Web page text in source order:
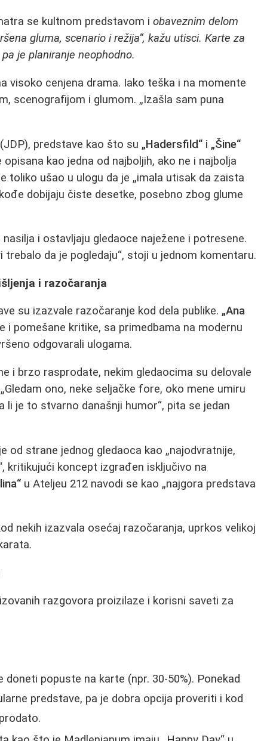
se kultnom predstavom iobaveznim delom
gluma, scenario i režija“, kažu utisci. Karte za
je planiranje neophodno.
visoko cenjena drama. Iako teška i na momente
scenografijom i glumom. „Izašla sam puna
predstave kao što su „Hadersfild“ i „Šine“
kao jedna od najboljih, ako ne i najbolja
toliko ušao u ulogu da je „imala utisak da zaista
dobijaju čiste desetke, posebno zbog glume
i ostavljaju gledaoce naježene i potresene.
da je pogledaju“, stoji u jednom komentaru.
i razočaranja
su izazvale razočaranje kod dela publike. „Ana
i pomešane kritike, sa primedbama na modernu
odgovarali ulogama.
i brzo rasprodate, nekim gledaocima su delovale
ono, neke seljačke fore, oko mene umiru
je to stvarno današnji humor“, pita se jedan
od strane jednog gledaoca kao „najodvratnije,
kritikujući koncept izgrađen isključivo na
u Ateljeu 212 navodi se kao „najgora predstava
nekih izazvala osećaj razočaranja, uprkos velikoj
razgovora proizilaze i korisni saveti za
doneti popuste na karte (npr. 30-50%). Ponekad
predstave, pa je dobra opcija proveriti i kod